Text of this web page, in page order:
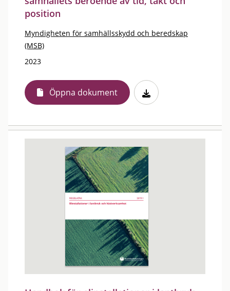
position
Myndigheten för samhällsskydd och beredskap
(MSB)
2023
Öppna dokument